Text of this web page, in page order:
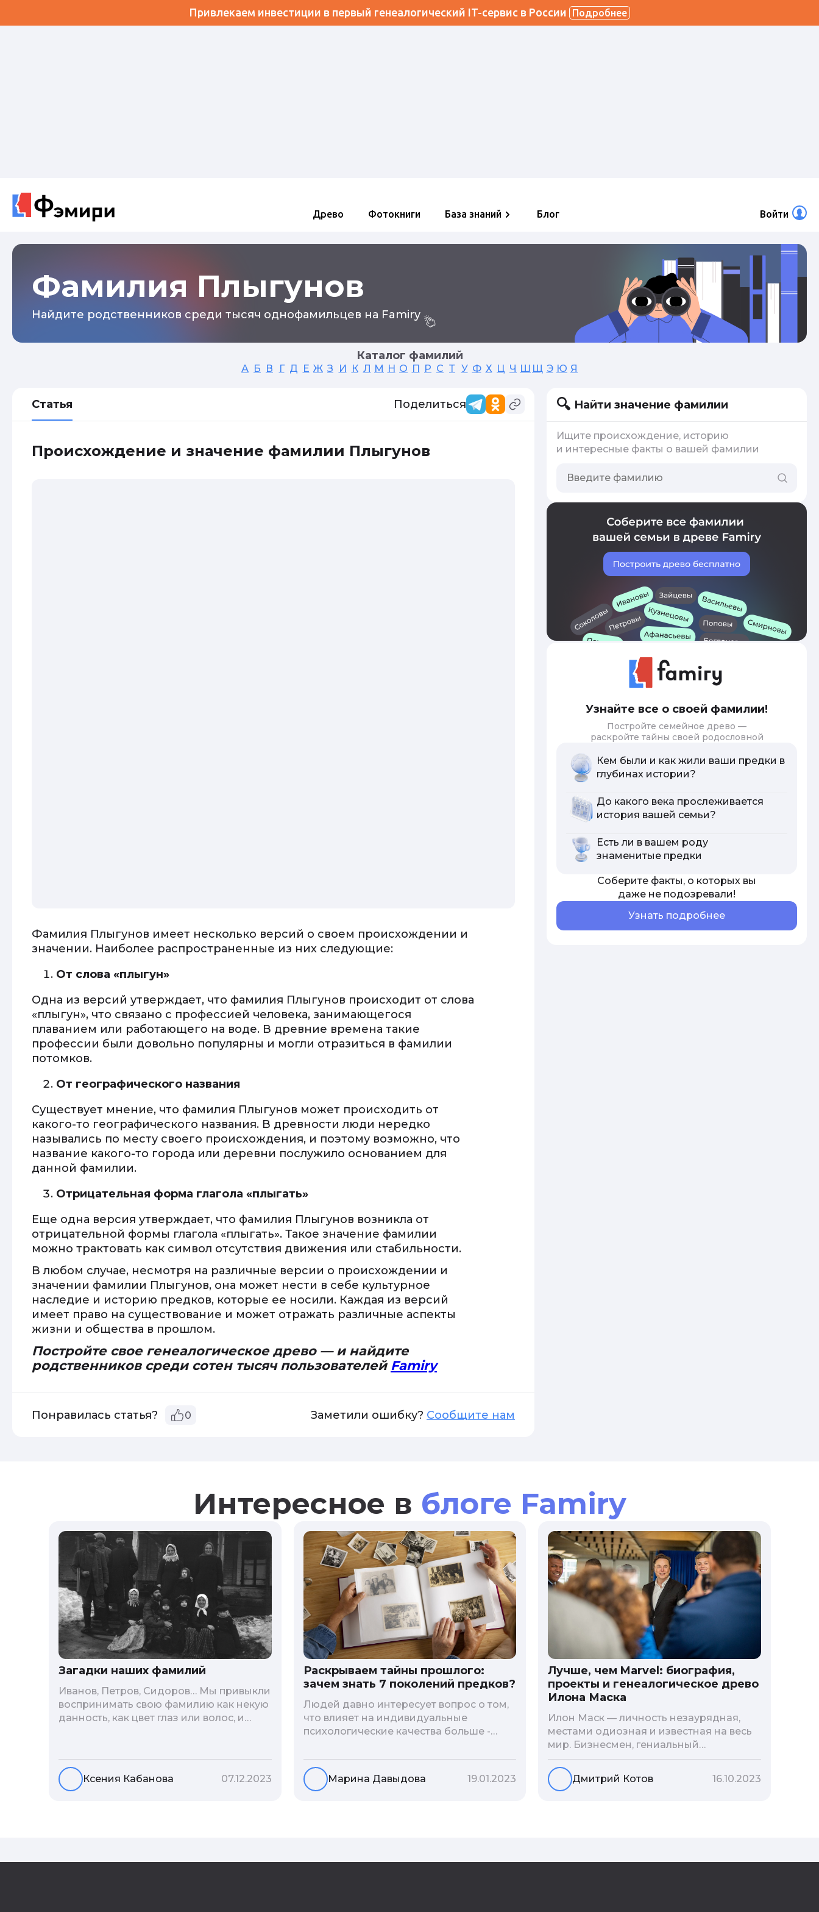
Привлекаем инвестиции в первый генеалогический IT-сервис в России Подробнее
Древо Фотокниги База знаний Блог Войти
Фамилия Плыгунов
Найдите родственников среди тысяч однофамильцев на Famiry
Каталог фамилий
А Б В Г Д Е Ж З И К Л М Н О П Р С Т У Ф Х Ц Ч Ш Щ Э Ю Я
Статья Поделиться
Происхождение и значение фамилии Плыгунов
Фамилия Плыгунов имеет несколько версий о своем происхождении и
значении. Наиболее распространенные из них следующие:
От слова «плыгун»
Одна из версий утверждает, что фамилия Плыгунов происходит от слова
«плыгун», что связано с профессией человека, занимающегося
плаванием или работающего на воде. В древние времена такие
профессии были довольно популярны и могли отразиться в фамилии
потомков.
От географического названия
Существует мнение, что фамилия Плыгунов может происходить от
какого-то географического названия. В древности люди нередко
назывались по месту своего происхождения, и поэтому возможно, что
название какого-то города или деревни послужило основанием для
данной фамилии.
Отрицательная форма глагола «плыгать»
Еще одна версия утверждает, что фамилия Плыгунов возникла от
отрицательной формы глагола «плыгать». Такое значение фамилии
можно трактовать как символ отсутствия движения или стабильности.
В любом случае, несмотря на различные версии о происхождении и
значении фамилии Плыгунов, она может нести в себе культурное
наследие и историю предков, которые ее носили. Каждая из версий
имеет право на существование и может отражать различные аспекты
жизни и общества в прошлом.
Постройте свое генеалогическое древо — и найдите
родственников среди сотен тысяч пользователей Famiry
Понравилась статья? 0 Заметили ошибку? Сообщите нам
Найти значение фамилии
Ищите происхождение, историю
и интересные факты о вашей фамилии
Узнайте все о своей фамилии!
Постройте семейное древо —
раскройте тайны своей родословной
Кем были и как жили ваши предки в
глубинах истории?
До какого века прослеживается
история вашей семьи?
Есть ли в вашем роду
знаменитые предки
Соберите факты, о которых вы
даже не подозревали!
Узнать подробнее
Интересное в блоге Famiry
Загадки наших фамилий
Иванов, Петров, Сидоров… Мы привыкли
воспринимать свою фамилию как некую
данность, как цвет глаз или волос, и
неблагозвучной или, наоборот,
«дворянской» фамилией, и какие
секреты она может раскрыть о судьбе
Ксения Кабанова 07.12.2023
Раскрываем тайны прошлого:
зачем знать 7 поколений предков?
Людей давно интересует вопрос о том,
что влияет на индивидуальные
психологические качества больше -
человека. В астрологической практике
существует понятие геноскоп - влияние
семи поколений предков на судьбу
Марина Давыдова 19.01.2023
Лучше, чем Marvel: биография,
проекты и генеалогическое древо
Илона Маска
Илон Маск — личность незаурядная,
местами одиозная и известная на весь
мир. Бизнесмен, гениальный
изобретатель и миллиардер, живой
прообраз экранного Железного
человека — настоящий супергерой в
поделиться с читателями блога фактами
Дмитрий Котов 16.10.2023